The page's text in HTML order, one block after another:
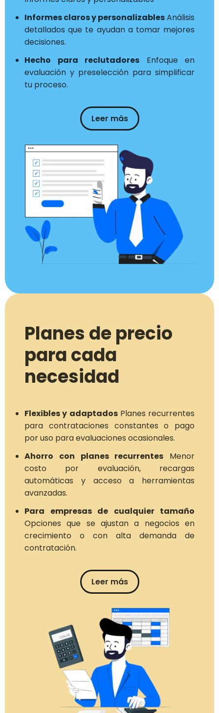
Informes claros y personalizablesAnálisis
detallados que te ayudan a tomar mejores
decisiones.
Hecho para reclutadores Enfoque en
evaluación y preselección para simplificar
tu proceso.
Leer más
Planes de precio
para cada
necesidad
Flexibles y adaptadosPlanes recurrentes
para contrataciones constantes o pago
por uso para evaluaciones ocasionales.
Ahorro con planes recurrentes Menor
costo por evaluación, recargas
automáticas y acceso a herramientas
avanzadas.
Para empresas de cualquier tamaño
Opciones que se ajustan a negocios en
crecimiento o con alta demanda de
contratación.
Leer más